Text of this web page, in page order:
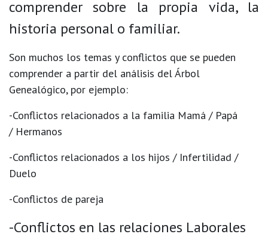
comprender sobre la propia vida, la
historia personal o familiar.
Son muchos los temas y conflictos que se pueden
comprender a partir del análisis del Árbol
Genealógico, por ejemplo:
-Conflictos relacionados a la familia Mamá / Papá
/ Hermanos
-Conflictos relacionados a los hijos / Infertilidad /
Duelo
-Conflictos de pareja
-Conflictos en las relaciones Laborales